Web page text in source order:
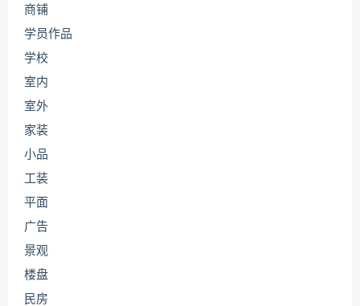
商铺
学员作品
学校
室内
室外
家装
小品
工装
平面
广告
景观
楼盘
民房